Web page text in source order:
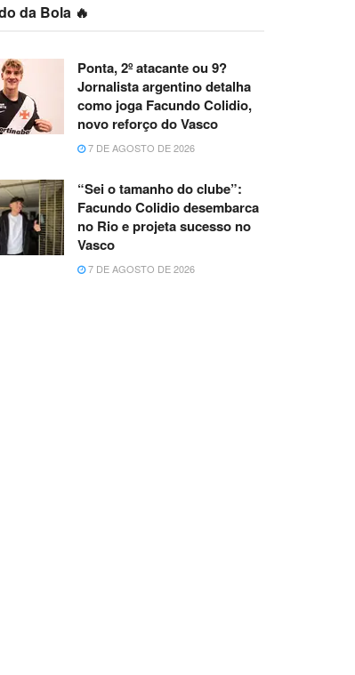
da Bola 🔥
Ponta, 2º atacante ou 9?
Jornalista argentino detalha
como joga Facundo Colidio,
novo reforço do Vasco
7 DE AGOSTO DE 2026
“Sei o tamanho do clube”:
Facundo Colidio desembarca
no Rio e projeta sucesso no
Vasco
7 DE AGOSTO DE 2026